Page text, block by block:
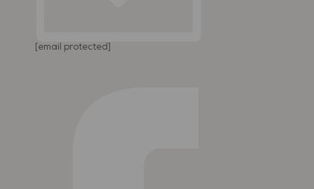
[email protected]